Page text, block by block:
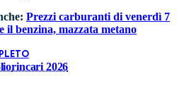
Prezzi carburanti di venerdì 7
il benzina, mazzata metano
rincari 2026